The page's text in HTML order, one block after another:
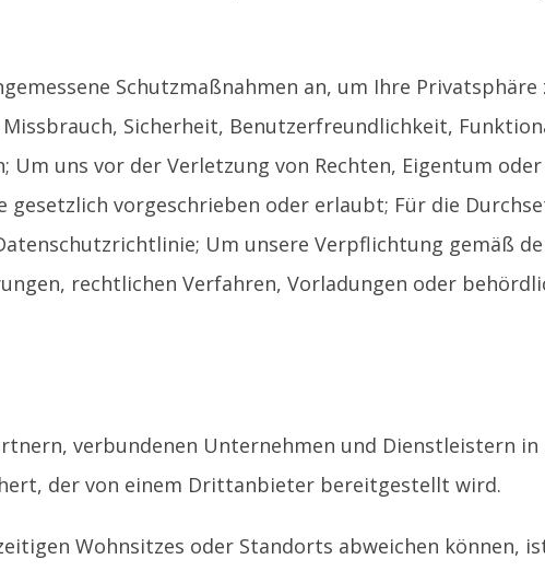
Schutzmaßnahmen an, um Ihre Privatsphäre
Sicherheit, Benutzerfreundlichkeit,
uns vor der Verletzung von Rechten, Eigentum oder
vorgeschrieben oder erlaubt; Für die
Um unsere Verpflichtung gemäß
rechtlichen Verfahren, Vorladungen oder
verbundenen Unternehmen und Dienstleistern in
der von einem Drittanbieter bereitgestellt wird.
Wohnsitzes oder Standorts abweichen können,